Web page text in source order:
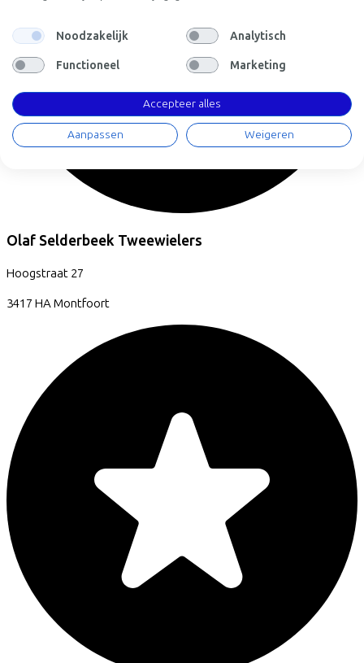
Olaf Selderbeek Tweewielers
Hoogstraat 27
3417 HAMontfoort
Noodzakelijk Analytisch
Functioneel Marketing
Accepteer alles
Aanpassen Weigeren